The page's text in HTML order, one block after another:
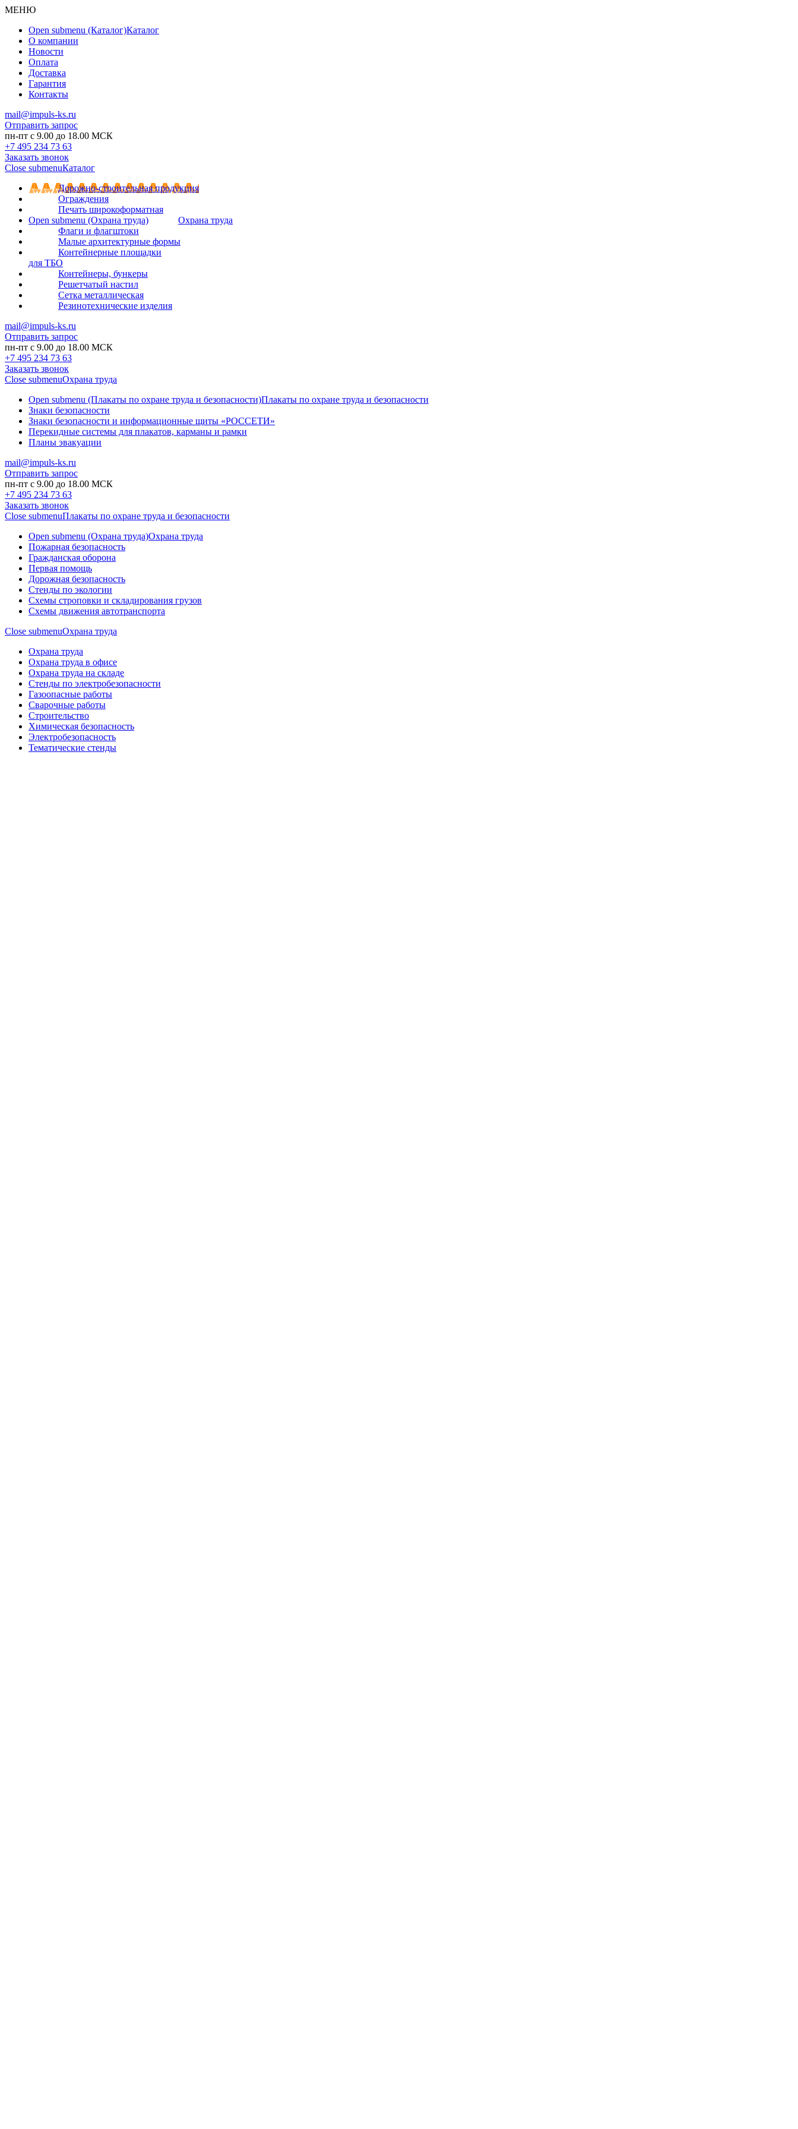
МЕНЮ
Open submenu (Каталог)Каталог
О компании
Новости
Оплата
Доставка
Гарантия
Контакты
mail@impuls-ks.ru
Отправить запрос
пн-пт с 9.00 до 18.00 МСК
+7 495 234 73 63
Заказать звонок
Close submenuКаталог
Дорожно-строительная продукция
Ограждения
Печать широкоформатная
Open submenu (Охрана труда)
Охрана труда
Флаги и флагштоки
Малые архитектурные формы
Контейнерные площадки
для ТБО
Контейнеры, бункеры
Решетчатый настил
Сетка металлическая
Резинотехнические изделия
mail@impuls-ks.ru
Отправить запрос
пн-пт с 9.00 до 18.00 МСК
+7 495 234 73 63
Заказать звонок
Close submenuОхрана труда
Open submenu (Плакаты по охране труда и безопасности)Плакаты по охране труда и безопасности
Знаки безопасности
Знаки безопасности и информационные щиты «РОССЕТИ»
Перекидные системы для плакатов, карманы и рамки
Планы эвакуации
mail@impuls-ks.ru
Отправить запрос
пн-пт с 9.00 до 18.00 МСК
+7 495 234 73 63
Заказать звонок
Close submenuПлакаты по охране труда и безопасности
Open submenu (Охрана труда)Охрана труда
Пожарная безопасность
Гражданская оборона
Первая помощь
Дорожная безопасность
Стенды по экологии
Схемы строповки и складирования грузов
Схемы движения автотранспорта
Close submenuОхрана труда
Охрана труда
Охрана труда в офисе
Охрана труда на складе
Стенды по электробезопасности
Газоопасные работы
Сварочные работы
Строительство
Химическая безопасность
Электробезопасность
Тематические стенды